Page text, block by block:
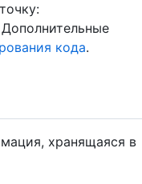
Дополнительные
кода.
хранящаяся в